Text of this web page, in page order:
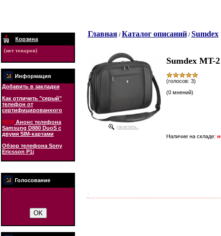
Корзина
(нет товаров)
Информация
Добавить в закладки
Как отличить "серый"
телефон от
сертифицированного
NEWАнонс телефона
Samsung D880 DuoS с
двумя SIM-картами
Обзор телефона Sony
Ericsson P1i
Голосование
Главная/ Каталог описаний/ Sumdex
увеличить...
Sumdex MT-
(голосов: 3)
(0 мнений)
Наличие на складе: